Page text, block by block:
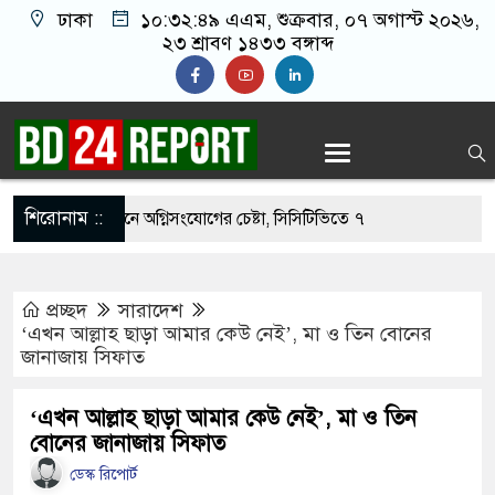
ঢাকা ১০:৩২:৫০ এএম, শুক্রবার, ০৭ অগাস্ট ২০২৬,
২৩ শ্রাবণ ১৪৩৩ বঙ্গাব্দ
শিরোনাম ::
বাসভবনে অগ্নিসংযোগের চেষ্টা, সিসিটিভিতে ৭
ছাড়াই মার্কিন ঘাঁটিতে নিখুঁত হামলা চালান ইরানি
১০০ পরিবারকে নতুন ঘর দেবেন প্রধানমন্ত্রী
ছবি তুলে লন্ডনে বয়ফ্রেন্ডের কাছে পাঠাতেন
প্রচ্ছদ
সারাদেশ
‘এখন আল্লাহ ছাড়া আমার কেউ নেই’, মা ও তিন বোনের
জানাজায় সিফাত
‘এখন আল্লাহ ছাড়া আমার কেউ নেই’, মা ও তিন
বোনের জানাজায় সিফাত
ডেস্ক রিপোর্ট